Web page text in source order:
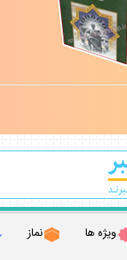
ويژه ها نماز